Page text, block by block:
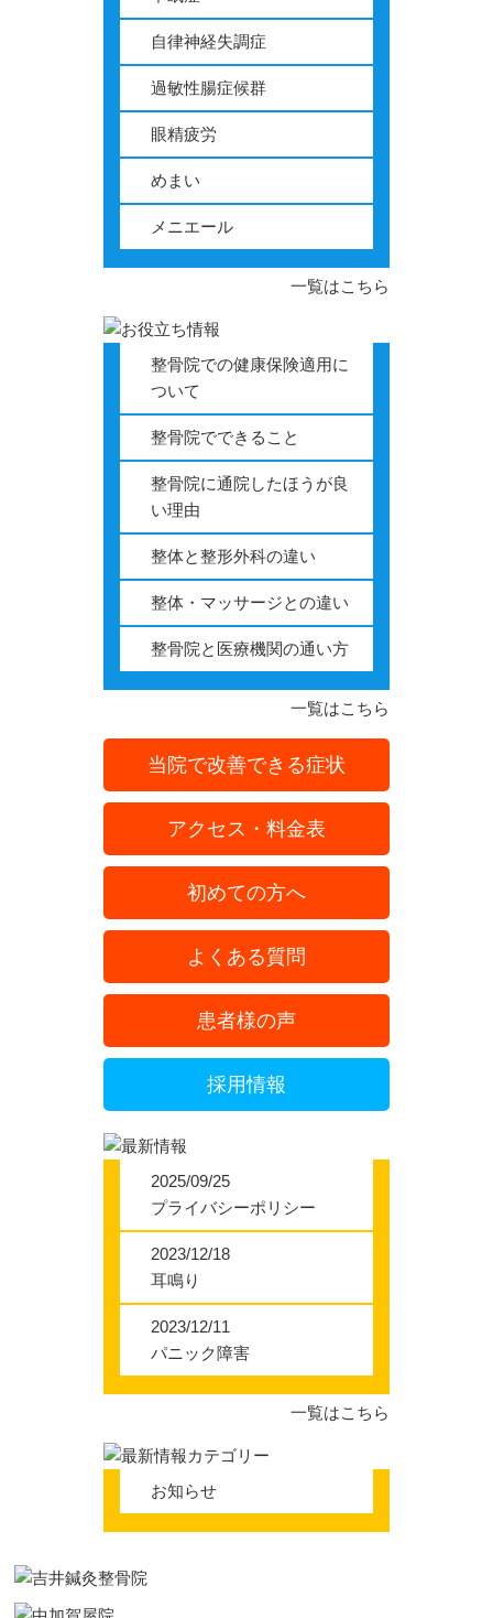
自律神経失調症
過敏性腸症候群
眼精疲労
めまい
メニエール
一覧はこちら
整骨院での健康保険適用に
ついて
整骨院でできること
整骨院に通院したほうが良
い理由
整体と整形外科の違い
整体・マッサージとの違い
整骨院と医療機関の通い方
一覧はこちら
当院で改善できる症状
アクセス・料金表
初めての方へ
よくある質問
患者様の声
採用情報
2025/09/25
プライバシーポリシー
2023/12/18
耳鳴り
2023/12/11
パニック障害
一覧はこちら
お知らせ